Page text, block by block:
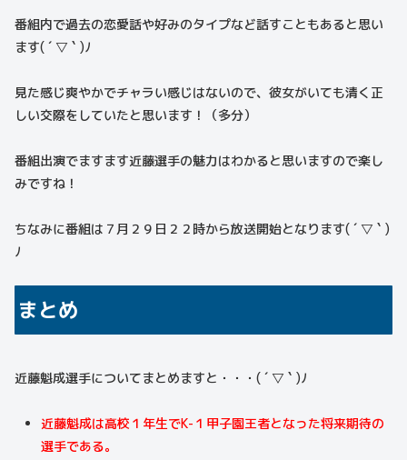
番組内で過去の恋愛話や好みのタイプなど話すこともあると思い
ます( ´ ▽ ` )ﾉ
見た感じ爽やかでチャラい感じはないので、彼女がいても清く正
しい交際をしていたと思います！（多分）
番組出演でますます近藤選手の魅力はわかると思いますので楽し
みですね！
ちなみに番組は７月２９日２２時から放送開始となります( ´ ▽ ` )
ﾉ
まとめ
近藤魁成選手についてまとめますと・・・( ´ ▽ ` )ﾉ
近藤魁成は高校１年生でK-１甲子園王者となった将来期待の
選手である。